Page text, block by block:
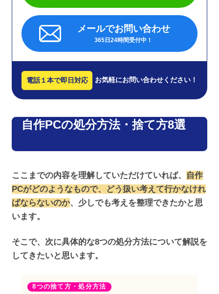
メールでお問い合わせ
365日24時間受付中！
電話１本で即日対応 お気軽にお問い合わせください！
自作PCの処分方法・捨て方8選
ここまでの内容を理解していただけていれば、
自作
PCがどのようなもので、どう扱い考えて行かなけれ
ばならないのか、少しでも考えを整理できたかと思
います。
そこで、次に具体的な8つの処分方法について解説を
してきたいと思います。
8つの捨て方・処分方法